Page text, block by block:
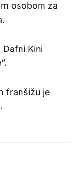
osobom za
Dafni Kini
franšižu je